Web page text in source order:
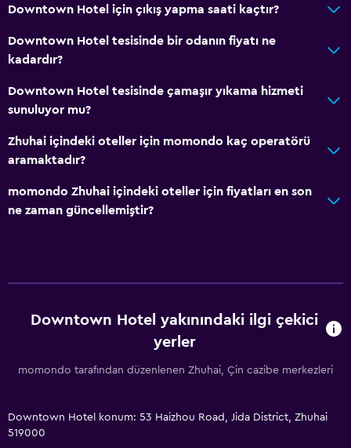
Downtown Hotel için çıkış yapma saati kaçtır?
Downtown Hotel tesisinde bir odanın fiyatı ne
kadardır?
Downtown Hotel tesisinde çamaşır yıkama hizmeti
sunuluyor mu?
Zhuhai içindeki oteller için momondo kaç operatörü
aramaktadır?
momondo Zhuhai içindeki oteller için fiyatları en son
ne zaman güncellemiştir?
Downtown Hotel yakınındaki ilgi çekici
yerler
momondo tarafından düzenlenen Zhuhai, Çin cazibe merkezleri
Downtown Hotel konum: 53 Haizhou Road, Jida District, Zhuhai
519000